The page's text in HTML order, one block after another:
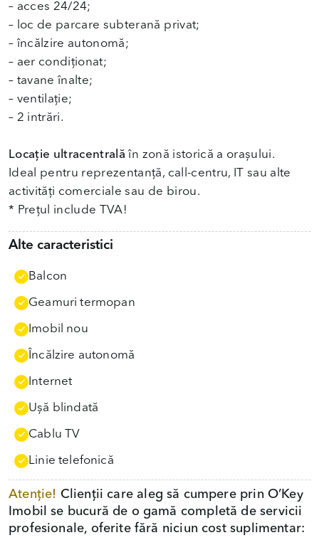
– acces 24/24;
– loc de parcare subterană privat;
– încălzire autonomă;
– aer condiționat;
– tavane înalte;
– ventilație;
– 2 intrări.
Locație ultracentrală în zonă istorică a orașului.
Ideal pentru reprezentanță, call-centru, IT sau alte
activități comerciale sau de birou.
* Prețul include TVA!
Alte caracteristici
Balcon
Geamuri termopan
Imobil nou
Încălzire autonomă
Internet
Uşă blindată
Cablu TV
Linie telefonică
Atenție! Clienții care aleg să cumpere prin O’Key
Imobil se bucură de o gamă completă de servicii
profesionale, oferite fără niciun cost suplimentar: